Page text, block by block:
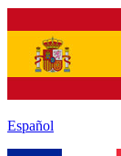
Español